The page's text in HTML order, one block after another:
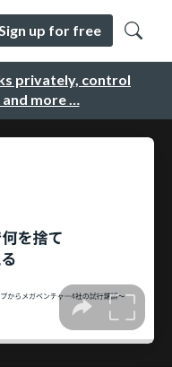
privately, control
more …
up for free